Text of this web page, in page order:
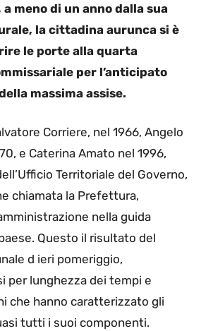
meno di un anno dalla sua
la cittadina aurunca si è
le porte alla quarta
per l’anticipato
massima assise.
Corriere, nel 1966, Angelo
e Caterina Amato nel 1996,
Territoriale del Governo,
chiamata la Prefettura,
nella guida
Questo il risultato del
d ieri pomeriggio,
per lunghezza dei tempi e
che hanno caratterizzato gli
tutti i suoi componenti.